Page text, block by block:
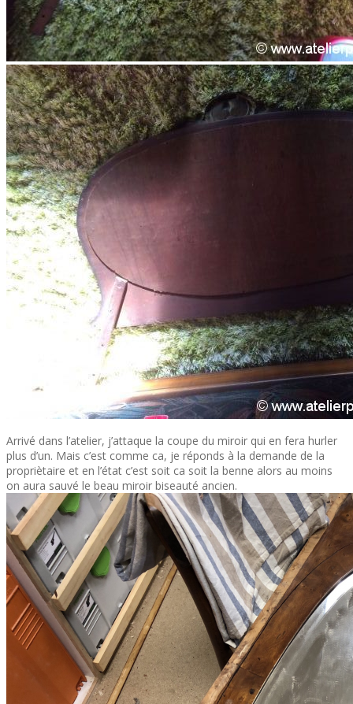
Arrivé dans l’atelier, j’attaque la coupe du miroir qui en fera hurler
plus d’un. Mais c’est comme ca, je réponds à la demande de la
propriètaire et en l’état c’est soit ca soit la benne alors au moins
on aura sauvé le beau miroir biseauté ancien.